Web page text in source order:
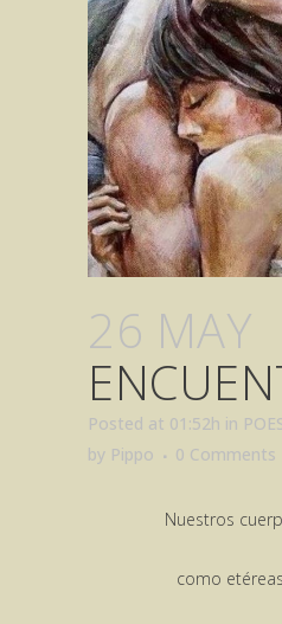
26 MAY
Posted at 01:52h in
by Pippo 0 Comments
Nuestros
como